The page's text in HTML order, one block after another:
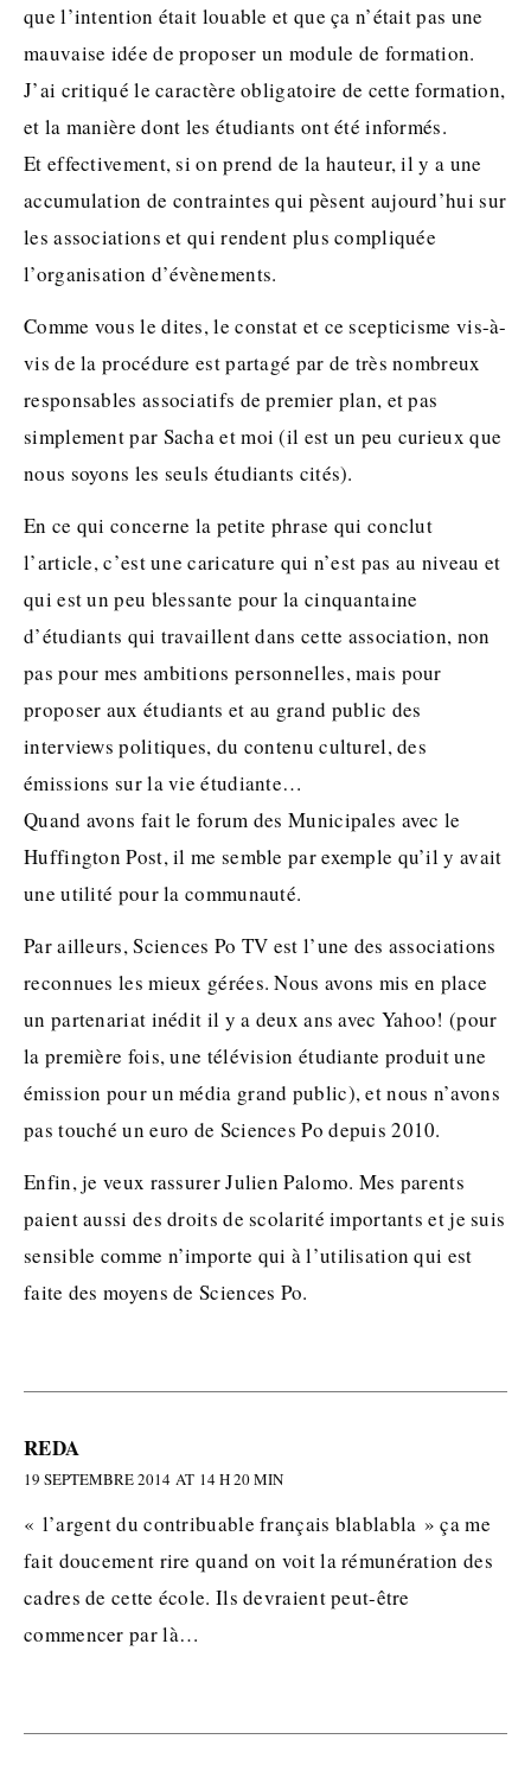
que l’intention était louable et que ça n’était pas une
mauvaise idée de proposer un module de formation.
J’ai critiqué le caractère obligatoire de cette formation,
et la manière dont les étudiants ont été informés.
Et effectivement, si on prend de la hauteur, il y a une
accumulation de contraintes qui pèsent aujourd’hui sur
les associations et qui rendent plus compliquée
l’organisation d’évènements.
Comme vous le dites, le constat et ce scepticisme vis-à-
vis de la procédure est partagé par de très nombreux
responsables associatifs de premier plan, et pas
simplement par Sacha et moi (il est un peu curieux que
nous soyons les seuls étudiants cités).
En ce qui concerne la petite phrase qui conclut
l’article, c’est une caricature qui n’est pas au niveau et
qui est un peu blessante pour la cinquantaine
d’étudiants qui travaillent dans cette association, non
pas pour mes ambitions personnelles, mais pour
proposer aux étudiants et au grand public des
interviews politiques, du contenu culturel, des
émissions sur la vie étudiante…
Quand avons fait le forum des Municipales avec le
Huffington Post, il me semble par exemple qu’il y avait
une utilité pour la communauté.
Par ailleurs, Sciences Po TV est l’une des associations
reconnues les mieux gérées. Nous avons mis en place
un partenariat inédit il y a deux ans avec Yahoo! (pour
la première fois, une télévision étudiante produit une
émission pour un média grand public), et nous n’avons
pas touché un euro de Sciences Po depuis 2010.
Enfin, je veux rassurer Julien Palomo. Mes parents
paient aussi des droits de scolarité importants et je suis
sensible comme n’importe qui à l’utilisation qui est
faite des moyens de Sciences Po.
REDA
19 SEPTEMBRE 2014 AT 14 H 20 MIN
« l’argent du contribuable français blablabla » ça me
fait doucement rire quand on voit la rémunération des
cadres de cette école. Ils devraient peut-être
commencer par là…